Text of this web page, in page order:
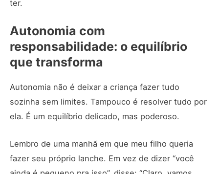
ter.
Autonomia com
responsabilidade: o equilíbrio
que transforma
Autonomia não é deixar a criança fazer tudo
sozinha sem limites. Tampouco é resolver tudo por
ela. É um equilíbrio delicado, mas poderoso.
Lembro de uma manhã em que meu filho queria
fazer seu próprio lanche. Em vez de dizer “você